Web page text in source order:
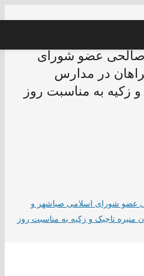
عضو شورای
در مدارس
زکیه به مناسبت روز
عضو شورای اسلامی صباشهر و
منیره تاجیک و زکیه به مناسبت روز